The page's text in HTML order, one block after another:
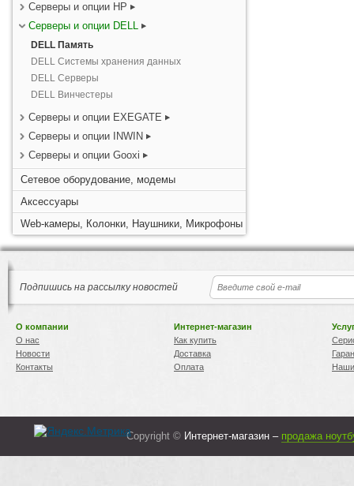
Серверы и опции HP
Серверы и опции DELL
DELL Память
DELL Системы хранения данных
DELL Серверы
DELL Винчестеры
Серверы и опции EXEGATE
Серверы и опции INWIN
Серверы и опции Gooxi
Сетевое оборудование, модемы
Аксессуары
Web-камеры, Колонки, Наушники, Микрофоны
Подпишись на рассылку новостей
О компании
О нас
Новости
Контакты
Интернет-магазин
Как купить
Доставка
Оплата
Copyright © Интернет-магазин – продажа